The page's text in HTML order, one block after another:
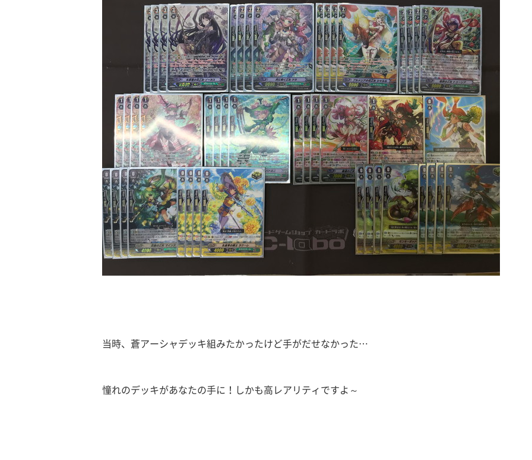
当時、蒼アーシャデッキ組みたかったけど手がだせなかった…
憧れのデッキがあなたの手に！しかも高レアリティですよ～